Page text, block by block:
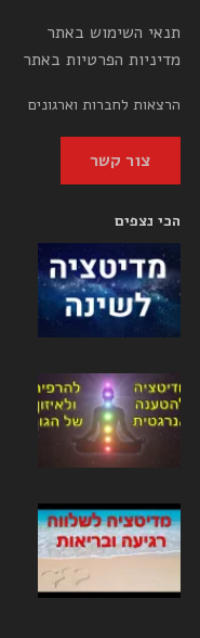
תנאי השימוש באתר
מדיניות הפרטיות באתר
הרצאות לחברות וארגונים
צור קשר
הכי נצפים